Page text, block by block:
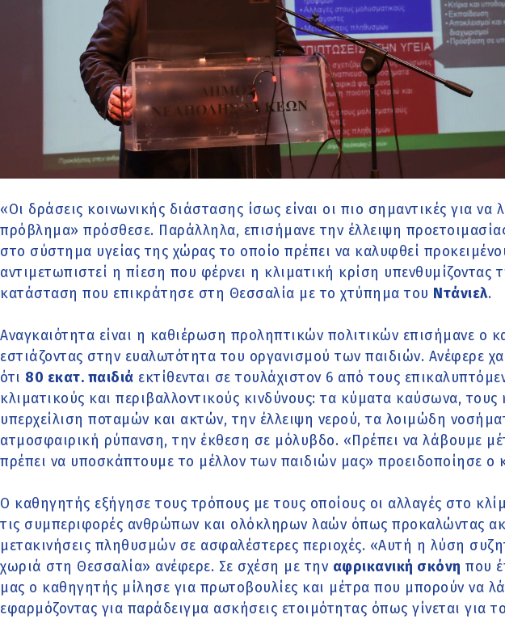
«Οι δράσεις κοινωνικής διάστασης ίσως είναι οι πιο σημαντικές για να
πρόβλημα» πρόσθεσε. Παράλληλα, επισήμανε την έλλειψη
στο σύστημα υγείας της χώρας το οποίο πρέπει να καλυφθεί
αντιμετωπιστεί η πίεση που φέρνει η κλιματική κρίση υπενθυμίζοντας
κατάσταση που επικράτησε στη Θεσσαλία με το χτύπημα του Ντάνιελ.
Αναγκαιότητα είναι η καθιέρωση προληπτικών πολιτικών επισήμανε ο
εστιάζοντας στην ευαλωτότητα του οργανισμού των παιδιών. Ανέφερε
ότι 80 εκατ. παιδιά εκτίθενται σε τουλάχιστον 6 από τους
κλιματικούς και περιβαλλοντικούς κινδύνους: τα κύματα καύσωνα, τους
υπερχείλιση ποταμών και ακτών, την έλλειψη νερού, τα λοιμώδη
ατμοσφαιρική ρύπανση, την έκθεση σε μόλυβδο. «Πρέπει να λάβουμε
πρέπει να υποσκάπτουμε το μέλλον των παιδιών μας» προειδοποίησε ο
Ο καθηγητής εξήγησε τους τρόπους με τους οποίους οι αλλαγές στο
τις συμπεριφορές ανθρώπων και ολόκληρων λαών όπως προκαλώντας
μετακινήσεις πληθυσμών σε ασφαλέστερες περιοχές. «Αυτή η λύση
χωριά στη Θεσσαλία» ανέφερε. Σε σχέση με την αφρικανική σκόνη που
μας ο καθηγητής μίλησε για πρωτοβουλίες και μέτρα που μπορούν να
εφαρμόζοντας για παράδειγμα ασκήσεις ετοιμότητας όπως γίνεται για